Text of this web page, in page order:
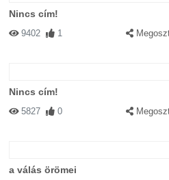
Nincs cím!
9402 1
Nincs cím!
5827 0
a válás örömei